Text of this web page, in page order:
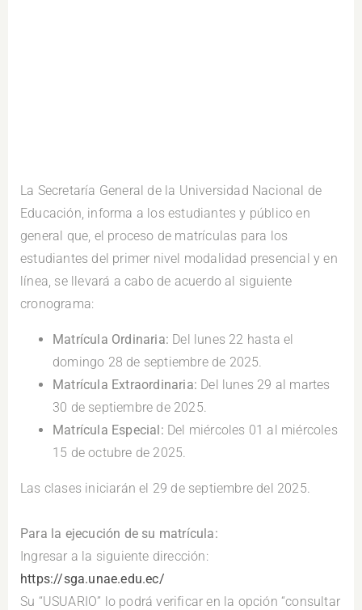
La Secretaría General de la Universidad Nacional de
Educación, informa a los estudiantes y público en
general que, el proceso de matrículas para los
estudiantes del primer nivel modalidad presencial y en
línea, se llevará a cabo de acuerdo al siguiente
cronograma:
Matrícula Ordinaria: Del lunes 22 hasta el
domingo 28 de septiembre de 2025.
Matrícula Extraordinaria: Del lunes 29 al martes
30 de septiembre de 2025.
Matrícula Especial: Del miércoles 01 al miércoles
15 de octubre de 2025.
Las clases iniciarán el 29 de septiembre del 2025.
Para la ejecución de su matrícula:
Ingresar a la siguiente dirección:
https://sga.unae.edu.ec/
Su “USUARIO” lo podrá verificar en la opción “consultar